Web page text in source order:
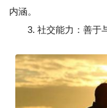
内涵。
3. 社交能力：善于与